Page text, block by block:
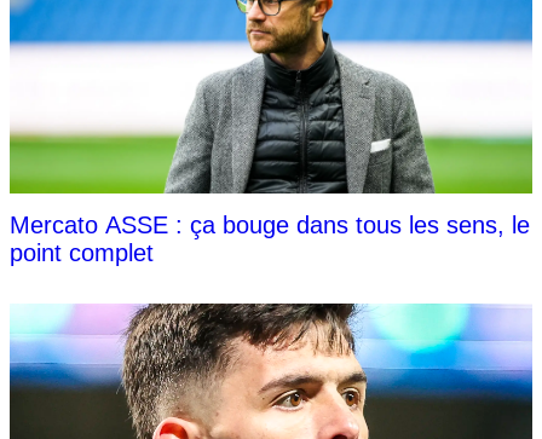
Mercato ASSE : ça bouge dans tous les sens, le
point complet